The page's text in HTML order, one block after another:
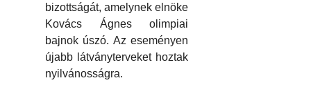
bizottságát, amelynek elnöke
Kovács Ágnes olimpiai
bajnok úszó. Az eseményen
újabb látványterveket hoztak
nyilvánosságra.